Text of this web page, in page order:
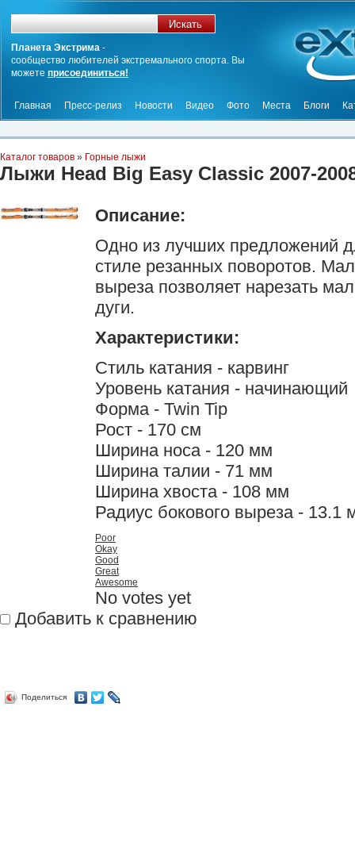
Планета Экстрима -
сообщество любителей экстремального спорта. Вы
можете присоединиться!
Главная Пресс-релиз Новости Видео Фото Места Блоги
Каталог товаров » Горные лыжи
Лыжи Head Big Easy Classic 2007-
Описание:
Одно из лучших предложений
стиле резанных поворотов.
выреза позволяет нарезать
дуги.
Характеристики:
Стиль катания - карвинг
Уровень катания - начинающий
Форма - Twin Tip
Рост - 170 см
Ширина носа - 120 мм
Ширина талии - 71 мм
Ширина хвоста - 108 мм
Радиус бокового выреза - 13.1
Poor
Okay
Good
Great
Awesome
No votes yet
Добавить к сравнению
Поделиться